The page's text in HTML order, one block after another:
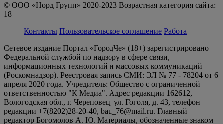
© ООО «Норд Групп» 2020-2023 Возрастная категория сайта:
18+
Контакты Пользовательское соглашение Работа
Сетевое издание Портал «ГородЧе» (18+) зарегистрировано
Федеральной службой по надзору в сфере связи,
информационных технологий и массовых коммуникаций
(Роскомнадзор). Реестровая запись СМИ: ЭЛ № 77 - 78204 от 6
апреля 2020 года. Учредитель: Общество с ограниченной
ответственностью "К Медиа". Адрес редакции 162612,
Вологодская обл., г. Череповец, ул. Гоголя, д. 43, телефон
редакции +7(8202)28-20-40, bau_76@mail.ru. Главный
редактор Богомолов А. Ю. Материалы, обозначенные знаком